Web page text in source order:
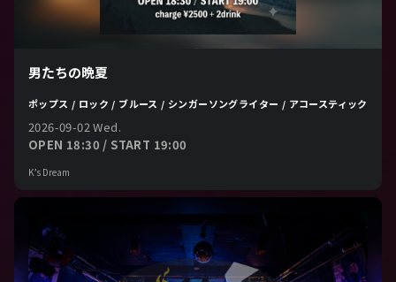
男たちの晩夏
ポップス / ロック / ブルース / シンガーソングライター / アコースティック
2026-09-02 Wed.
OPEN 18:30 / START 19:00
K’s Dream